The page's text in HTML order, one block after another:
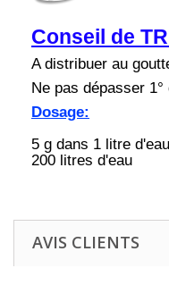
Conseil de
A distribuer au
Ne pas dépasser
Dosage:
5 g dans 1 litre
200 litres d'eau
AVIS CLIENTS